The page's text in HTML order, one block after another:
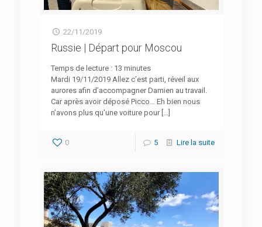
22/11/2019
Russie | Départ pour Moscou
Temps de lecture : 13 minutes
Mardi 19/11/2019 Allez c’est parti, réveil aux
aurores afin d’accompagner Damien au travail.
Car après avoir déposé Picco… Eh bien nous
n’avons plus qu’une voiture pour[…]
0 5 Lire la suite